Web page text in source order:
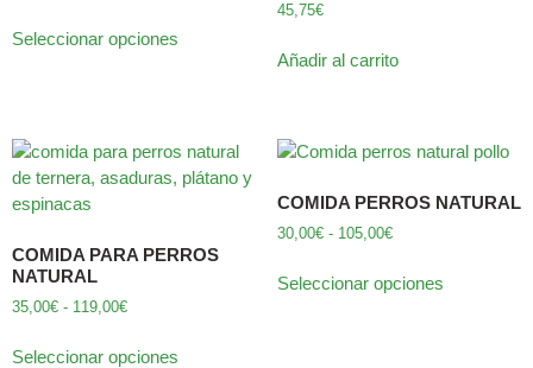
Seleccionar opciones
45,75€
Añadir al carrito
COMIDA PARA PERROS
NATURAL
35,00€ - 119,00€
Seleccionar opciones
COMIDA PERROS NATURAL
30,00€ - 105,00€
Seleccionar opciones